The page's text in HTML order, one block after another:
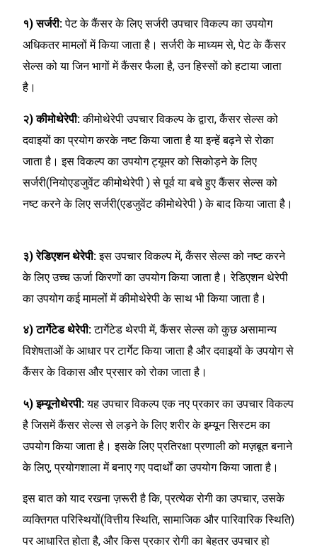
१) सर्जरी:पेट के कैंसर के लिए सर्जरी उपचार विकल्प का उपयोग
अधिकतर मामलों में किया जाता है। सर्जरी के माध्यम से, पेट के कैंसर
सेल्स को या जिन भागों में कैंसर फैला है, उन हिस्सों को हटाया जाता
है।
२) कीमोथेरेपी:कीमोथेरेपी उपचार विकल्प के द्वारा, कैंसर सेल्स को
दवाइयों का प्रयोग करके नष्ट किया जाता है या इन्हें बढ़ने से रोका
जाता है। इस विकल्प का उपयोग ट्यूमर को सिकोड़ने के लिए
सर्जरी(नियोएडजुवेंट कीमोथेरेपी ) से पूर्व या बचे हुए कैंसर सेल्स को
नष्ट करने के लिए सर्जरी(एडजुवेंट कीमोथेरेपी ) के बाद किया जाता है।
३) रेडिएशन थेरेपी:इस उपचार विकल्प में, कैंसर सेल्स को नष्ट करने
के लिए उच्च ऊर्जा किरणों का उपयोग किया जाता है। रेडिएशन थेरेपी
का उपयोग कई मामलों में कीमोथेरेपी के साथ भी किया जाता है।
४) टार्गेटेड थेरेपी:टार्गेटेड थेरपी में, कैंसर सेल्स को कुछ असामान्य
विशेषताओं के आधार पर टार्गेट किया जाता है और दवाइयों के उपयोग से
कैंसर के विकास और प्रसार को रोका जाता है।
५) इम्यूनोथेरपी:यह उपचार विकल्प एक नए प्रकार का उपचार विकल्प
है जिसमें कैंसर सेल्स से लड़ने के लिए शरीर के इम्यून सिस्टम का
उपयोग किया जाता है। इसके लिए प्रतिरक्षा प्रणाली को मज़बूत बनाने
के लिए, प्रयोगशाला में बनाए गए पदार्थों का उपयोग किया जाता है।
इस बात को याद रखना ज़रूरी है कि, प्रत्येक रोगी का उपचार, उसके
व्यक्तिगत परिस्थियों(वित्तीय स्थिति, सामाजिक और पारिवारिक स्थिति)
पर आधारित होता है, और किस प्रकार रोगी का बेहतर उपचार हो